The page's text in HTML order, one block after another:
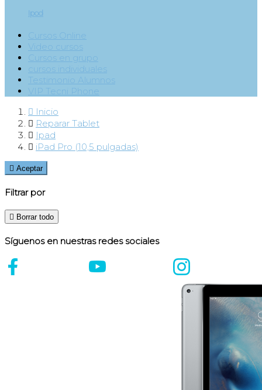
Ipod
Cursos Online
Video cursos
Cursos en grupo
cursos individuales
Testimonio Alumnos
VIP Tecni Phone
 Inicio
 Reparar Tablet
 Ipad
 iPad Pro (10,5 pulgadas)
 Aceptar
Filtrar por
 Borrar todo
Síguenos en nuestras redes sociales